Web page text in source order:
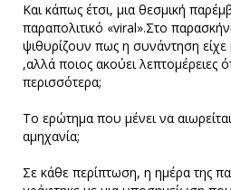
Και κάπως έτσι, μια θεσμική
παραπολιτικό «viral».Στο
ψιθυρίζουν πως η συνάντηση είχε
,αλλά ποιος ακούει λεπτομέρειες
περισσότερα;
Το ερώτημα που μένει να
αμηχανία;
Σε κάθε περίπτωση, η ημέρα της